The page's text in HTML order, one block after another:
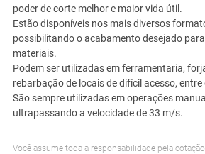
poder de corte melhor e maior vida útil.
Estão disponíveis nos mais diversos
possibilitando o acabamento desejado
materiais.
Podem ser utilizadas em ferramentaria,
rebarbação de locais de difícil acesso,
São sempre utilizadas em operações
ultrapassando a velocidade de 33 m/s.
Você assume toda a responsabilidade pela